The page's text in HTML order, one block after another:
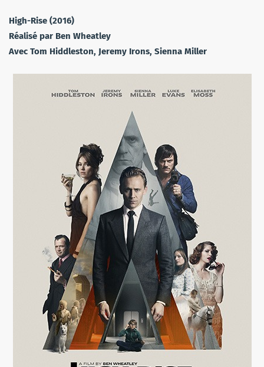
High-Rise (2016)
Réalisé par Ben Wheatley
Avec Tom Hiddleston, Jeremy Irons, Sienna Miller